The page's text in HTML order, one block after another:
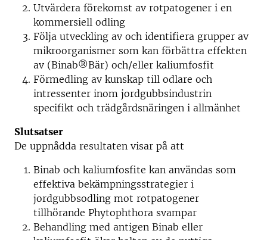
Utvärdera förekomst av rotpatogener i en
kommersiell odling
Följa utveckling av och identifiera grupper av
mikroorganismer som kan förbättra effekten
av (Binab®Bär) och/eller kaliumfosfit
Förmedling av kunskap till odlare och
intressenter inom jordgubbsindustrin
specifikt och trädgårdsnäringen i allmänhet
Slutsatser
De uppnådda resultaten visar på att
Binab och kaliumfosfite kan användas som
effektiva bekämpningsstrategier i
jordgubbsodling mot rotpatogener
tillhörande Phytophthora svampar
Behandling med antigen Binab eller